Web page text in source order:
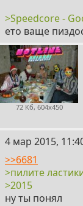
>Speedcore -
ето ваще
72 Кб, 604x450
90
4 мар 2015,
>>6681
>пилите
>2015
ну ты понял